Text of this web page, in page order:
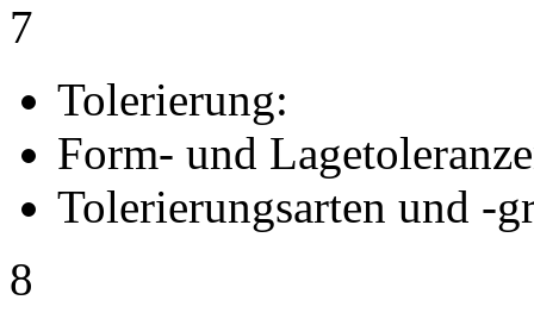
7
Tolerierung:
Form- und
Tolerierungsarten und -
8